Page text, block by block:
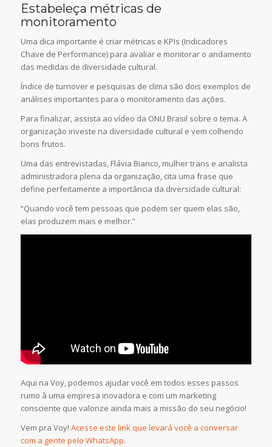
Estabeleça métricas de
monitoramento
Uma dica importante é criar métricas e KPIs (Indicadores
Chave de Performance) para avaliar e monitorar o andamento
das medidas de diversidade cultural.
Índice de turnover e pesquisas de clima são dois exemplos de
análises importantes para o monitoramento das ações.
Para finalizar, assista ao vídeo da ONU Brasil sobre o tema. A
organização investe na diversidade cultural e vem colhendo
bons frutos.
Uma das entrevistadas, Flávia Bianco, mulher trans e analista
administradora plena da organização, cita uma frase que
define perfeitamente a importância da diversidade cultural:
“Quando você tem pessoas que podem ser quem elas são,
elas produzem mais e melhor.”
Aqui na Voy, podemos ajudar você em todos esses passos
rumo à uma empresa inovadora e com um marketing
consciente que valorize ainda mais a missão do seu negócio!
Vem pra Voy! Acesse este link que levará você a conversar
com a gente pelo WhatsApp.